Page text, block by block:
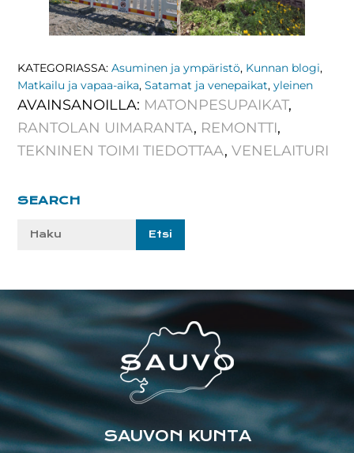
KATEGORIASSA:Asuminen ja ympäristö, Kunnan blogi,
Matkailu ja vapaa-aika,Satamat ja venepaikat,yleinen
AVAINSANOILLA: MATONPESUPAIKAT,
RANTOLAN UIMARANTA, REMONTTI,
TEKNINEN TOIMI TIEDOTTAA,VENELAITURI
Ensisijainen
SEARCH
Etsi
Footer
SAUVON KUNTA